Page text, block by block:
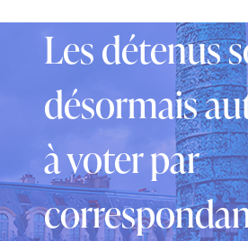
Les détenus
désormais
à voter par